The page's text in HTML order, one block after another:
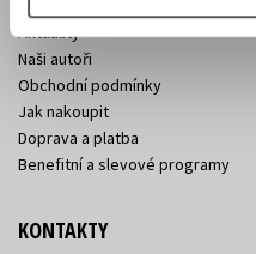
Aktuality
Naši autoři
Obchodní podmínky
Jak nakoupit
Doprava a platba
Benefitní a slevové programy
KONTAKTY